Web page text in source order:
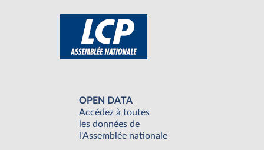
OPEN DATA
Accédez à toutes
les données de
l'Assemblée nationale